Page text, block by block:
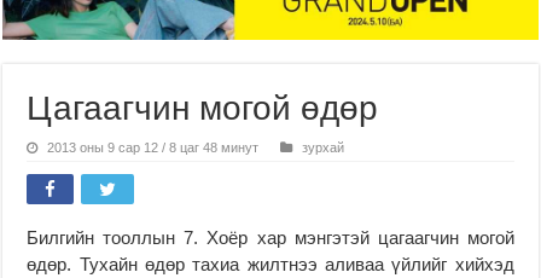
Цагаагчин могой өдөр
2013 оны 9 сар 12 / 8 цаг 48 минут зурхай
Билгийн тооллын 7. Хоёр хар мэнгэтэй цагаагчин могой
өдөр. Тухайн өдөр тахиа жилтнээ аливаа үйлийг хийхэд